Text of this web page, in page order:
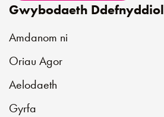
Gwybodaeth Ddefnyddiol
Amdanom ni
Oriau Agor
Aelodaeth
Gyrfa